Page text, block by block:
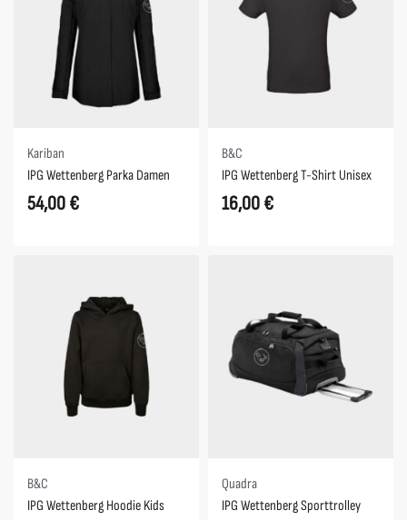
Kariban
IPG Wettenberg Parka Damen
54,00€
B&C
IPG Wettenberg T-Shirt Unisex
16,00€
B&C
IPG Wettenberg Hoodie Kids
Quadra
IPG Wettenberg Sporttrolley